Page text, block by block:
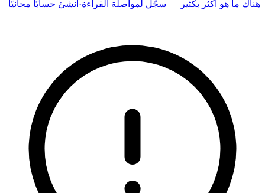
هناك ما هو أكثر بكثير — سجّل لمواصلة القراءة· أنشئ حسابًا مجانيًا